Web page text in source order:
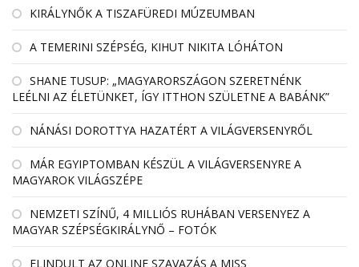
KIRÁLYNŐK A TISZAFÜREDI MÚZEUMBAN
A TEMERINI SZÉPSÉG, KIHUT NIKITA LÓHÁTON
SHANE TUSUP: „MAGYARORSZÁGON SZERETNÉNK
LEÉLNI AZ ÉLETÜNKET, ÍGY ITTHON SZÜLETNE A BABÁNK”
NÁNÁSI DOROTTYA HAZATÉRT A VILÁGVERSENYRŐL
MÁR EGYIPTOMBAN KÉSZÜL A VILÁGVERSENYRE A
MAGYAROK VILÁGSZÉPE
NEMZETI SZÍNŰ, 4 MILLIÓS RUHÁBAN VERSENYEZ A
MAGYAR SZÉPSÉGKIRÁLYNŐ – FOTÓK
ELINDULT AZ ONLINE SZAVAZÁS A MISS